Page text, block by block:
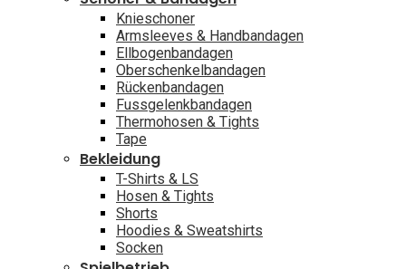
Knieschoner
Armsleeves & Handbandagen
Ellbogenbandagen
Oberschenkelbandagen
Rückenbandagen
Fussgelenkbandagen
Thermohosen & Tights
Tape
Bekleidung
T-Shirts & LS
Hosen & Tights
Shorts
Hoodies & Sweatshirts
Socken